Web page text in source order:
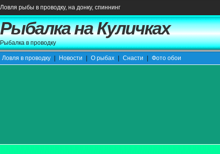
Ловля рыбы в проводку, на донку, спиннинг
Рыбалка на Куличках
Рыбалка в проводку
Ловля в проводку Новости О рыбах Снасти Фото обои